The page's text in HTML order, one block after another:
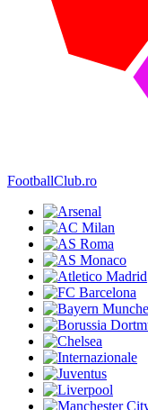
FootballClub.ro